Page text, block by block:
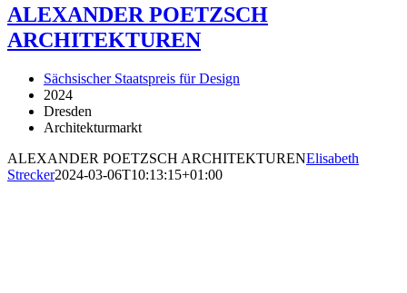
ALEXANDER POETZSCH
ARCHITEKTUREN
Sächsischer Staatspreis für Design
2024
Dresden
Architekturmarkt
ALEXANDER POETZSCH ARCHITEKTURENElisabeth
Strecker2024-03-06T10:13:15+01:00